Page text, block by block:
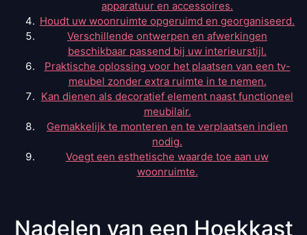
apparatuur en accessoires.
Houdt uw woonruimte opgeruimd en georganiseerd.
Verschillende ontwerpen en afwerkingen
beschikbaar passend bij uw interieurstijl.
Praktische oplossing voor het plaatsen van een tv-
meubel zonder extra ruimte in te nemen.
Kan dienen als decoratief element naast functioneel
meubilair.
Gemakkelijk te monteren en te verplaatsen indien
nodig.
Voegt een esthetische waarde toe aan uw
woonruimte.
Nadelen van een Hoekkast